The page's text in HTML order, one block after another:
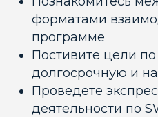
форматами
программе
Постивите цели по
долгосрочную и
Проведете
деятельности по